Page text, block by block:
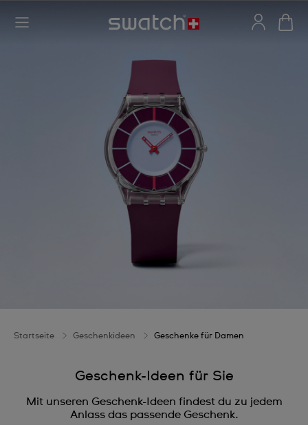
Startseite Geschenkideen Geschenke für Damen
Geschenk-Ideen für Sie
Mit unseren Geschenk-Ideen findest du zu jedem
Anlass das passende Geschenk.